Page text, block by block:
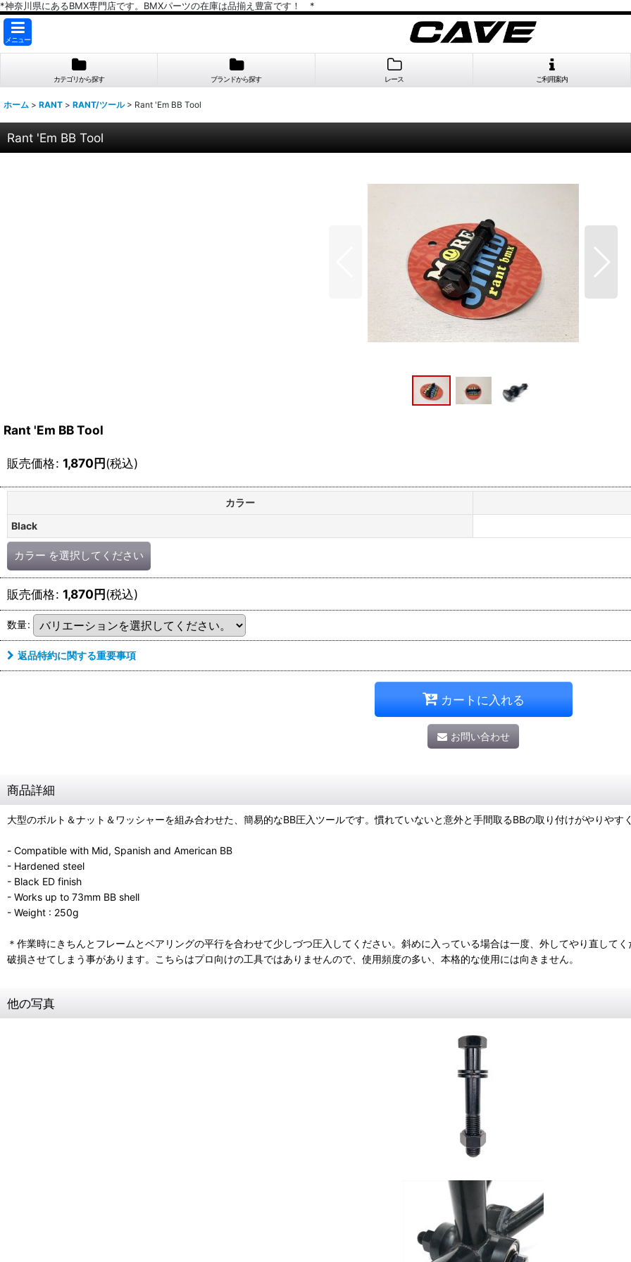
*神奈川県にあるBMX専門店です。BMXパーツの在庫は品揃え豊富です！ *
メニュー
カテゴリから探す ブランドから探す レース ご利用案内
ホーム > RANT > RANT/ツール > Rant 'Em BB Tool
Rant 'Em BB Tool
Rant 'Em BB Tool
販売価格: 1,870円(税込)
カラー
Black
カラー を選択してください
販売価格: 1,870円(税込)
数量:
返品特約に関する重要事項
カートに入れる
お問い合わせ
商品詳細
大型のボルト＆ナット＆ワッシャーを組み合わせた、簡易的なBB圧入ツールです。慣れていないと意外と手間取るBBの取り付けがやりやす
- Compatible with Mid, Spanish and American BB
- Hardened steel
- Black ED finish
- Works up to 73mm BB shell
- Weight : 250g
＊作業時にきちんとフレームとベアリングの平行を合わせて少しづつ圧入してください。斜めに入っている場合は一度、外してやり直して
破損させてしまう事があります。こちらはプロ向けの工具ではありませんので、使用頻度の多い、本格的な使用には向きません。
他の写真